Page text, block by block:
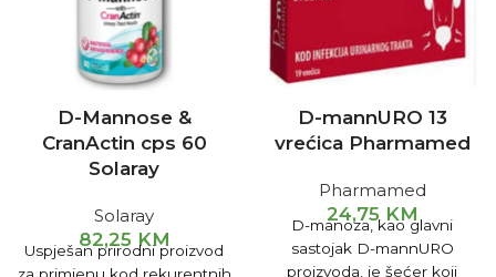
D-Mannose &
CranActin cps 60
Solaray
Solaray
82,25 KM
Uspješan prirodni proizvod
D-mannURO 13
vrećica Pharmamed
Pharmamed
24,75 KM
D-manoza, kao glavni
sastojak D-mannURO
proizvoda, je šećer koji